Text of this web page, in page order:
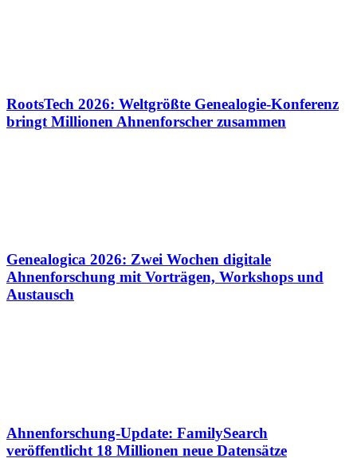
RootsTech 2026: Weltgrößte Genealogie-Konferenz
bringt Millionen Ahnenforscher zusammen
Genealogica 2026: Zwei Wochen digitale
Ahnenforschung mit Vorträgen, Workshops und
Austausch
Ahnenforschung-Update: FamilySearch
veröffentlicht 18 Millionen neue Datensätze